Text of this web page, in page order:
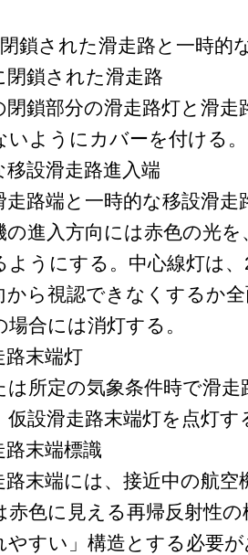
鎖された滑走路と一時的
閉鎖された滑走路
鎖部分の滑走路灯と滑走
いようにカバーを付ける。
移設滑走路進入端
路端と一時的な移設滑走
の進入方向には赤色の光
ようにする。中心線灯は
から視認できなくするか
場合には消灯する。
路末端灯
所定の気象条件時で滑走
仮設滑走路末端灯を点灯す
路末端標識
末端には、接近中の航空
赤色に見える再帰反射性
やすい」構造とする必要